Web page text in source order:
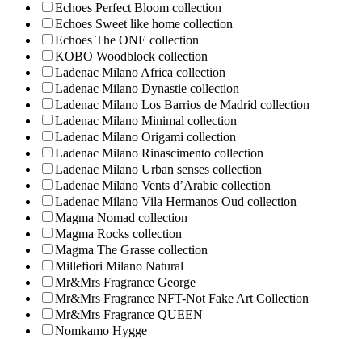
Echoes Perfect Bloom collection
Echoes Sweet like home collection
Echoes The ONE collection
KOBO Woodblock collection
Ladenac Milano Africa collection
Ladenac Milano Dynastie collection
Ladenac Milano Los Barrios de Madrid collection
Ladenac Milano Minimal collection
Ladenac Milano Origami collection
Ladenac Milano Rinascimento collection
Ladenac Milano Urban senses collection
Ladenac Milano Vents d’Arabie collection
Ladenac Milano Vila Hermanos Oud collection
Magma Nomad collection
Magma Rocks collection
Magma The Grasse collection
Millefiori Milano Natural
Mr&Mrs Fragrance George
Mr&Mrs Fragrance NFT-Not Fake Art Collection
Mr&Mrs Fragrance QUEEN
Nomkamo Hygge